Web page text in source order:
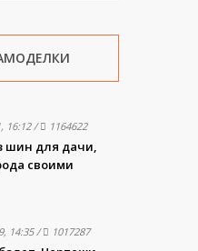
16:12/ 1164622
шин для дачи,
своими
14:35/ 1017287